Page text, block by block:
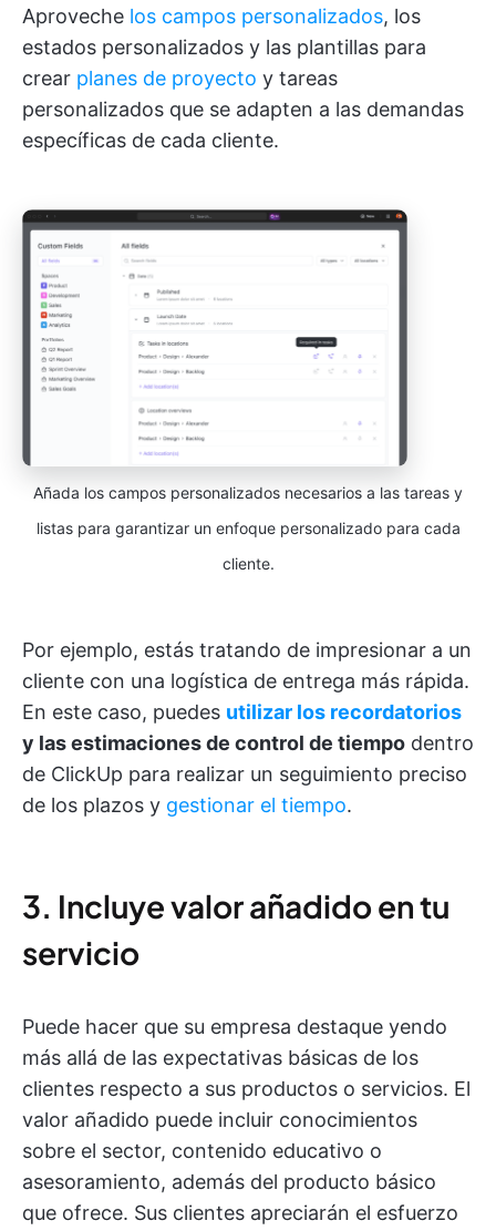
Aproveche los campos personalizados, los
estados personalizados y las plantillas para
crear planes de proyecto y tareas
personalizados que se adapten a las demandas
específicas de cada cliente.
Añada los campos personalizados necesarios a las tareas y
listas para garantizar un enfoque personalizado para cada
cliente.
Por ejemplo, estás tratando de impresionar a un
cliente con una logística de entrega más rápida.
En este caso, puedes utilizar los recordatorios
y las estimaciones de control de tiempo dentro
de ClickUp para realizar un seguimiento preciso
de los plazos y gestionar el tiempo.
3. Incluye valor añadido en tu
servicio
Puede hacer que su empresa destaque yendo
más allá de las expectativas básicas de los
clientes respecto a sus productos o servicios. El
valor añadido puede incluir conocimientos
sobre el sector, contenido educativo o
asesoramiento, además del producto básico
que ofrece. Sus clientes apreciarán el esfuerzo